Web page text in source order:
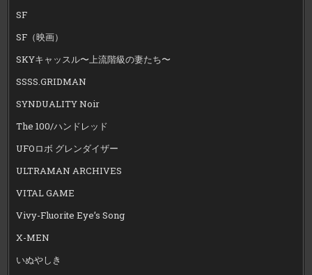
SF
SF（映画）
SKYキャッスル〜上流階級の妻たち〜
SSSS.GRIDMAN
SYNDUALITY Noir
The 100/ハンドレッド
UFOロボ グレンダイザー
ULTRAMAN ARCHIVES
VITAL GAME
Vivy-Fluorite Eye’s Song
X-MEN
いぬやしき